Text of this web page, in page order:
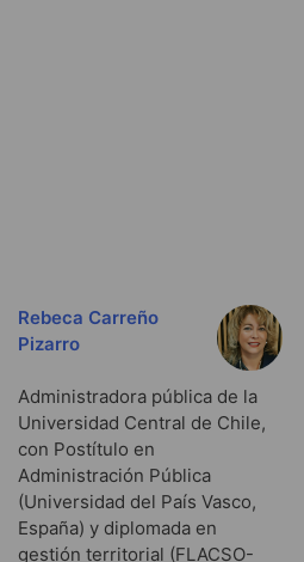
Rebeca Carreño
Pizarro
Administradora pública de la
Universidad Central de Chile,
con Postítulo en
Administración Pública
(Universidad del País Vasco,
España) y diplomada en
gestión territorial (FLACSO-